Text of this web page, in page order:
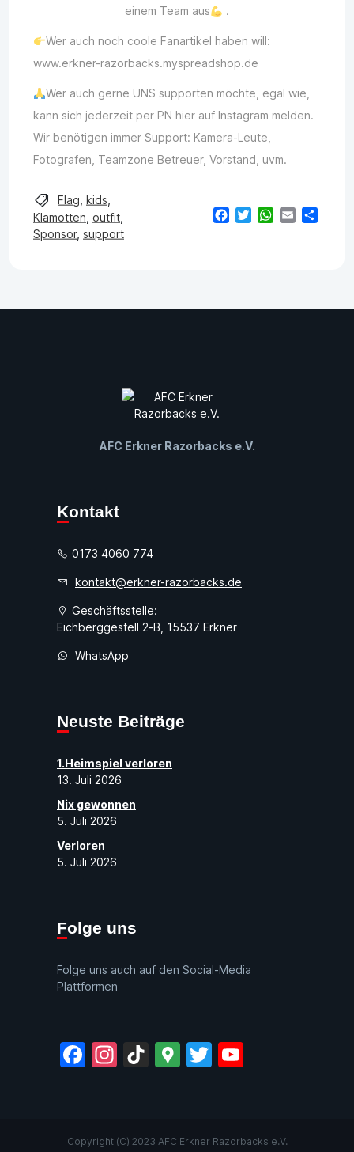
einem Team aus
.
Wer auch noch coole Fanartikel haben will:
www.erkner-razorbacks.myspreadshop.de
Wer auch gerne UNS supporten möchte, egal wie,
kann sich jederzeit per PN hier auf Instagram melden.
Wir benötigen immer Support: Kamera-Leute,
Fotografen, Teamzone Betreuer, Vorstand, uvm.
Flag kids
Klamotten outfit
Sponsor, support
Facebook
TwitterWhatsApp
Email
AFC Erkner Razorbacks e.V.
Kontakt
0173 4060 774
kontakt@erkner-razorbacks.de
Geschäftsstelle:
Eichberggestell 2-B, 15537 Erkner
WhatsApp
Neuste Beiträge
1.Heimspiel verloren
13. Juli 2026
Nix gewonnen
5. Juli 2026
Verloren
5. Juli 2026
Folge uns
Folge uns auch auf den Social-Media
Plattformen
Facebook
Instagram
TikTok
GoogleTwitter
Copyright (C) 2023 AFC Erkner Razorbacks e.V.